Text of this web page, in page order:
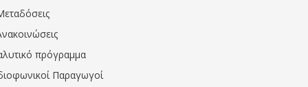
πρόγραμμα
Παραγωγοί